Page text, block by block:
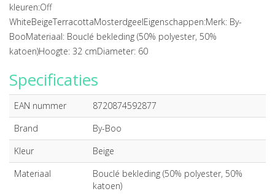
kleuren:Off
WhiteBeigeTerracottaMosterdgeelEigenschappen:Merk: By-
BooMateriaal: Bouclé bekleding (50% polyester, 50%
katoen)Hoogte: 32 cmDiameter: 60
Specificaties
EAN nummer
8720874592877
Brand
By-Boo
Kleur
Beige
Materiaal
Bouclé bekleding (50% polyester, 50%
katoen)